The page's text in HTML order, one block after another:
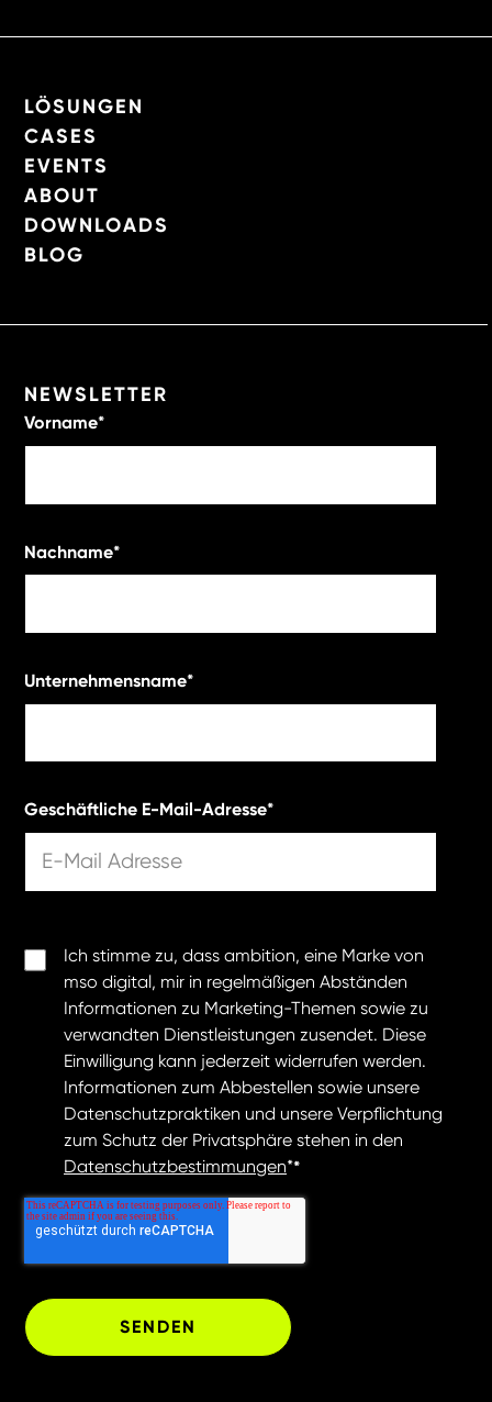
LÖSUNGEN
CASES
EVENTS
ABOUT
DOWNLOADS
BLOG
NEWSLETTER
Vorname*
Nachname*
Unternehmensname*
Geschäftliche E-Mail-Adresse*
Ich stimme zu, dass ambition, eine Marke von
mso digital, mir in regelmäßigen Abständen
Informationen zu Marketing-Themen sowie zu
verwandten Dienstleistungen zusendet. Diese
Einwilligung kann jederzeit widerrufen werden.
Informationen zum Abbestellen sowie unsere
Datenschutzpraktiken und unsere Verpflichtung
zum Schutz der Privatsphäre stehen in den
Datenschutzbestimmungen**